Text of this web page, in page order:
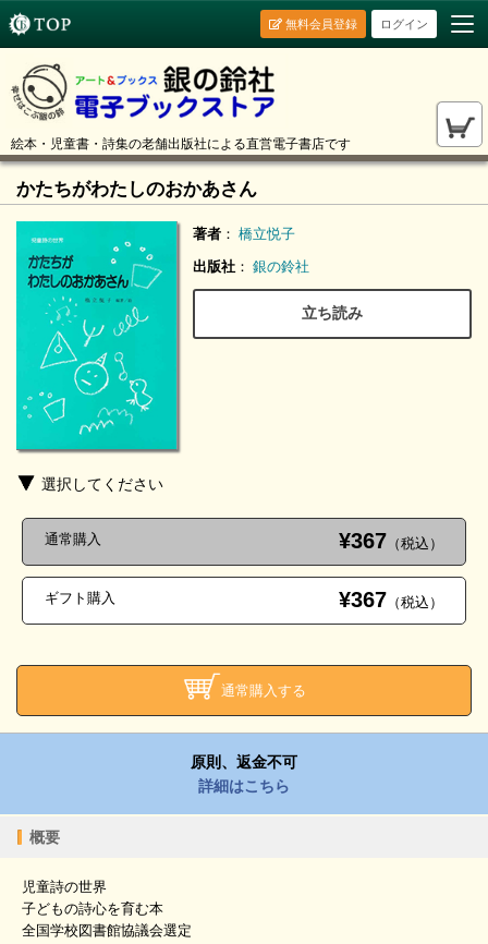
ログイン
無料会員登録
絵本・児童書・詩集の老舗出版社による直営電子書店です
かたちがわたしのおかあさん
著者 ： 橋立悦子
出版社 ： 銀の鈴社
立ち読み
選択してください
通常購入 ¥367 （税込）
ギフト購入 ¥367 （税込）
通常購入する
原則、返金不可
詳細はこちら
概要
児童詩の世界
子どもの詩心を育む本
全国学校図書館協議会選定